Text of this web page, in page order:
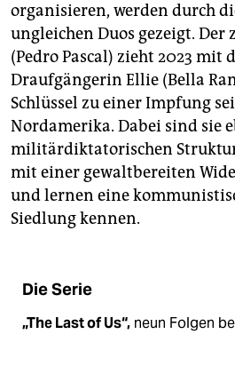
organisieren, werden durch
ungleichen Duos gezeigt. Der
(Pedro Pascal) zieht 2023 mit
Draufgängerin Ellie (Bella
Schlüssel zu einer Impfung
Nordamerika. Dabei sind sie
militärdiktatorischen
mit einer gewaltbereiten
und lernen eine
Siedlung kennen.
Die Serie
„The Last of Us“, neun Folgen